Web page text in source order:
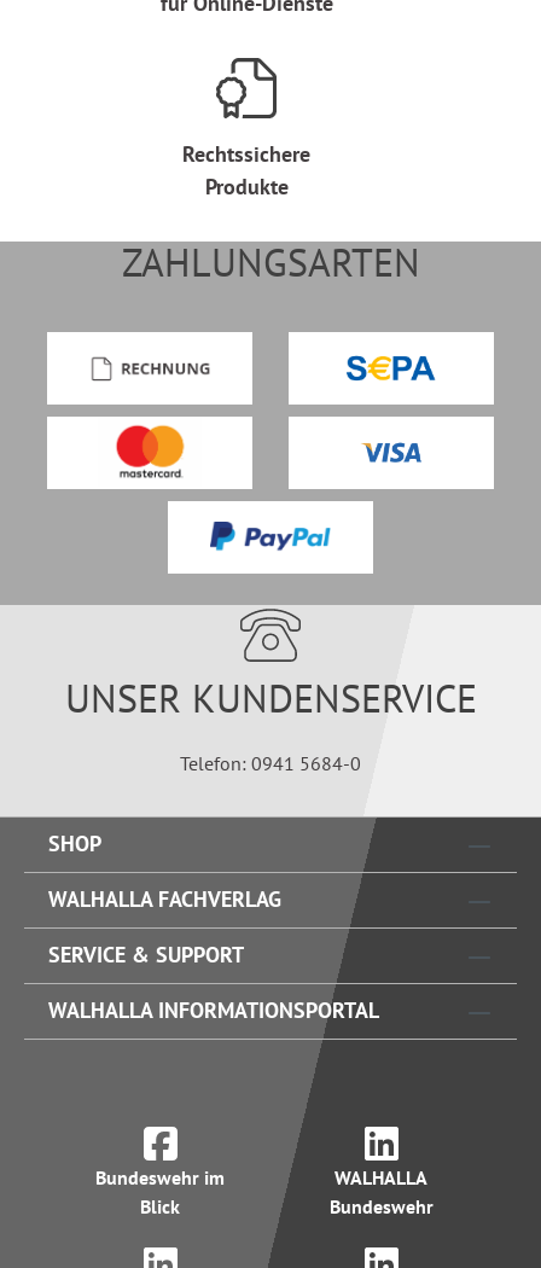
Rechtssichere
Produkte
ZAHLUNGSARTEN
UNSER KUNDENSERVICE
Telefon: 0941 5684-0
SHOP
WALHALLA FACHVERLAG
SERVICE & SUPPORT
WALHALLA INFORMATIONSPORTAL
Bundeswehr im
Blick
WALHALLA
Bundeswehr